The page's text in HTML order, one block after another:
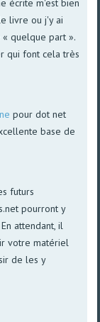
écrite m'est bien
livre ou j'y ai
quelque part ».
qui font cela très
pour dot net
base de
futurs
pourront y
attendant, il
votre matériel
de les y